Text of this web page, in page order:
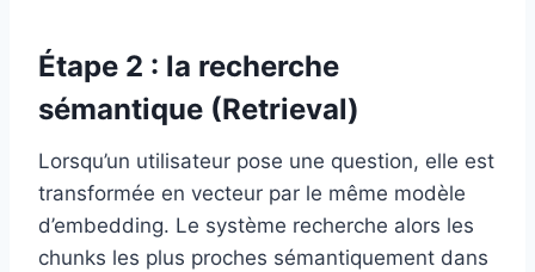
Étape 2 : la recherche
sémantique (Retrieval)
Lorsqu’un utilisateur pose une question, elle est
transformée en vecteur par le même modèle
d’embedding. Le système recherche alors les
chunks les plus proches sémantiquement dans